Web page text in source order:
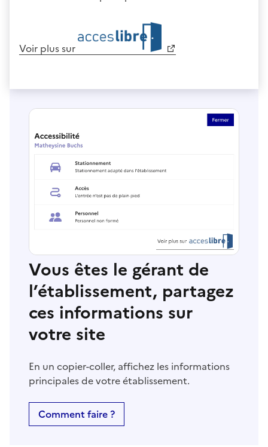
Voir plus sur
Vous êtes le gérant de
l’établissement, partagez
ces informations sur
votre site
En un copier-coller, affichez les informations
principales de votre établissement.
Comment faire ?